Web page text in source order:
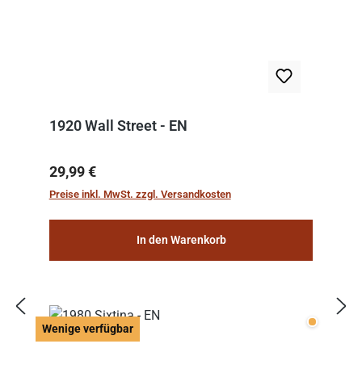
1920 Wall Street - EN
Regulärer Preis:
29,99 €
Preise inkl. MwSt. zzgl. Versandkosten
In den Warenkorb
Wenige verfügbar Wenige